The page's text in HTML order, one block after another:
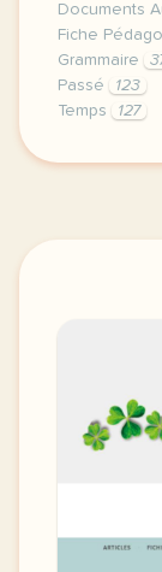
Documents
Fiche
Grammaire
Passé
123
Temps
127
bonjour